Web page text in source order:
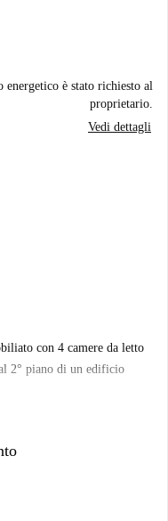
è stato richiesto al
proprietario.
Vedi dettagli
con 4 camere da letto
2° piano di un edificio